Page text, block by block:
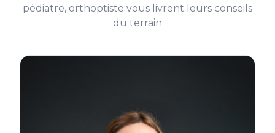
pédiatre, orthoptiste vous livrent leurs conseils
du terrain